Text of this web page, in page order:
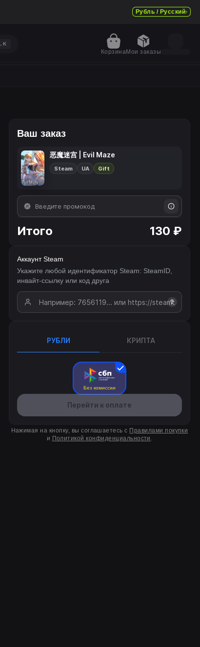
Рубль / Русский
K
КорзинаМои заказы
Ваш заказ
恶魔迷宫 | Evil Maze
Steam UA Gift
Итого 130 ₽
Аккаунт Steam
Укажите любой идентификатор Steam: SteamID,
инвайт-ссылку или код друга
?
РУБЛИ КРИПТА
Без комиссии
Перейти к оплате
Нажимая на кнопку, вы соглашаетесь с Правилами покупки
и Политикой конфиденциальности .